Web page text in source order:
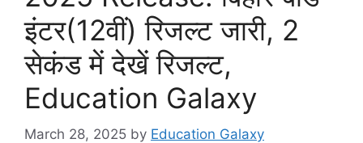
इंटर(12वीं) रिजल्ट जारी, 2
सेकंड में देखें रिजल्ट,
Education Galaxy
March 28, 2025 by Education Galaxy